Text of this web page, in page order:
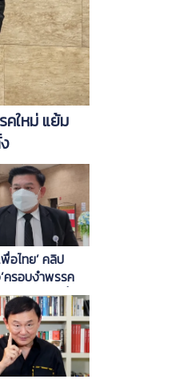
ใหม่ แย้ม
อไทย’ คลิป
ครอบงำพรรค
ครม.สัญจร’ที่